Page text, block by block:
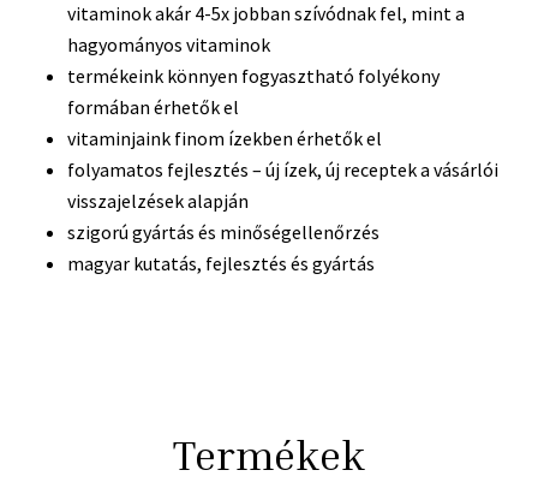
vitaminok akár 4-5x jobban szívódnak fel, mint a
hagyományos vitaminok
termékeink könnyen fogyasztható folyékony
formában érhetők el
vitaminjaink finom ízekben érhetők el
folyamatos fejlesztés – új ízek, új receptek a vásárlói
visszajelzések alapján
szigorú gyártás és minőségellenőrzés
magyar kutatás, fejlesztés és gyártás
Termékek